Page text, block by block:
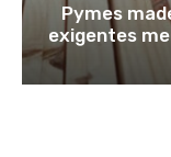
Pymes
exigentes